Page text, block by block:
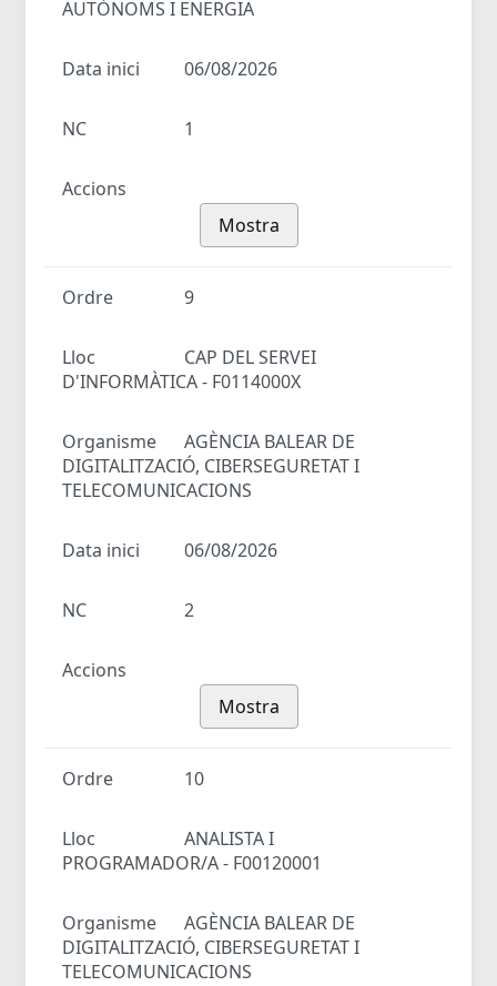
AUTÒNOMS I ENERGIA
Data inici 06/08/2026
NC 1
Accions
Mostra
Ordre 9
Lloc
CAP DEL SERVEI
D'INFORMÀTICA - F0114000X
Organisme
AGÈNCIA BALEAR DE
DIGITALITZACIÓ, CIBERSEGURETAT I
TELECOMUNICACIONS
Data inici 06/08/2026
NC 2
Accions
Mostra
Ordre 10
Lloc
ANALISTA I
PROGRAMADOR/A - F00120001
Organisme
AGÈNCIA BALEAR DE
DIGITALITZACIÓ, CIBERSEGURETAT I
TELECOMUNICACIONS